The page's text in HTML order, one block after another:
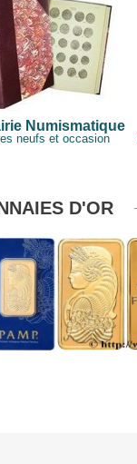
Numismatique
neufs et occasion
D'OR